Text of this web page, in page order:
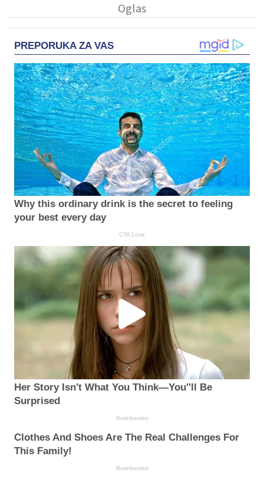
PREPORUKA ZA VAS
Why this ordinary drink is the secret to feeling
your best every day
CTA Love
Her Story Isn't What You Think—You''ll Be
Surprised
Brainberries
Clothes And Shoes Are The Real Challenges For
This Family!
Brainberries